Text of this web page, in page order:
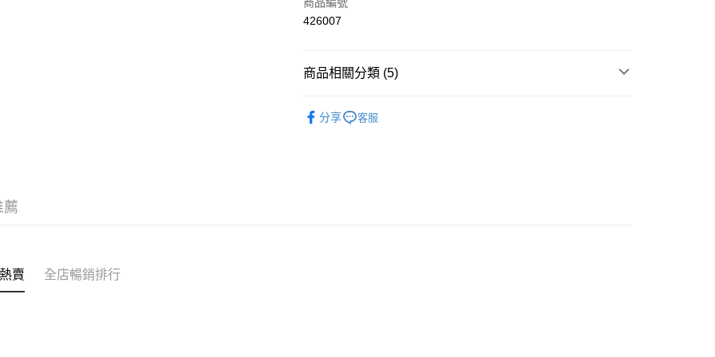
送貨方式
付款後順豐自助櫃
426007
商品相關分類 (5)
分享 客服
薦
賣 全店暢銷排行